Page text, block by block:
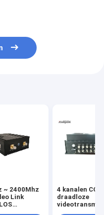
~ 2400Mhz
Link
4 kanalen
draadloze